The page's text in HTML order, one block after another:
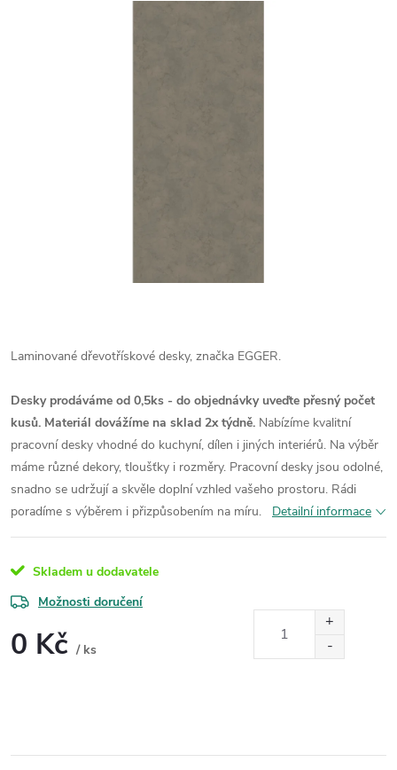
Laminované dřevotřískové desky, značka EGGER.
Desky prodáváme od 0,5ks - do objednávky uveďte přesný počet
kusů. Materiál dovážíme na sklad 2x týdně. Nabízíme kvalitní
pracovní desky vhodné do kuchyní, dílen i jiných interiérů. Na výběr
máme různé dekory, tloušťky i rozměry. Pracovní desky jsou odolné,
snadno se udržují a skvěle doplní vzhled vašeho prostoru. Rádi
poradíme s výběrem i přizpůsobením na míru.
Detailní informace
Skladem u dodavatele
Možnosti doručení
0 Kč / ks